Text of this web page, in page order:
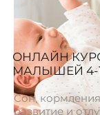
Сон,
развитие и
ОНЛАЙН
МАЛЫШЕЙ 4-